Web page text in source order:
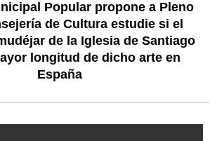
Popular propone a Pleno
de Cultura estudie si el
de la Iglesia de Santiago
longitud de dicho arte en
España